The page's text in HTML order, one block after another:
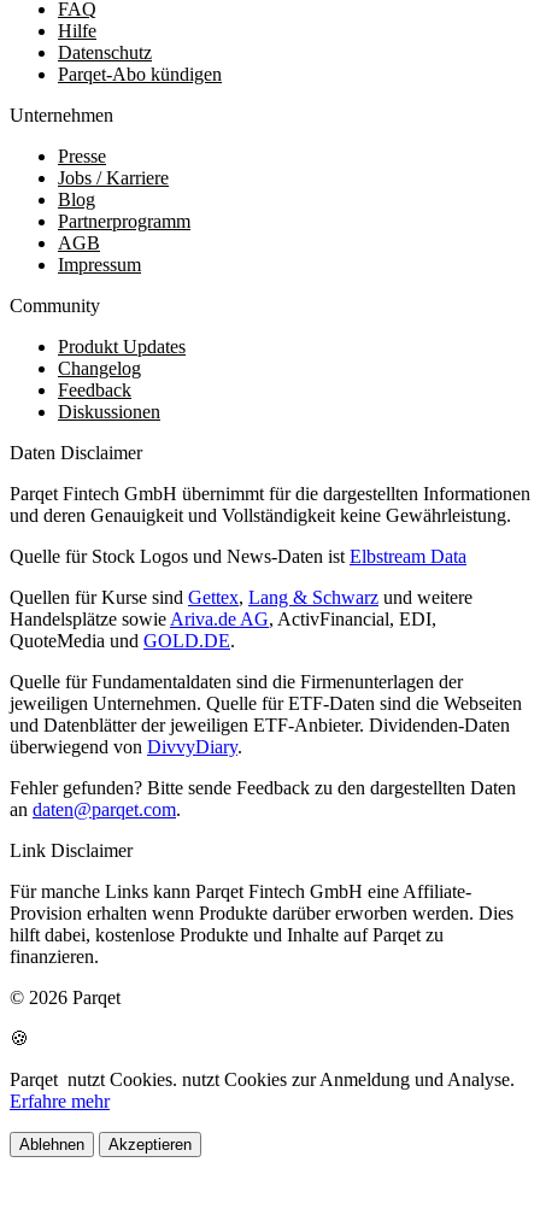
FAQ
Hilfe
Datenschutz
Parqet-Abo kündigen
Unternehmen
Presse
Jobs / Karriere
Blog
Partnerprogramm
AGB
Impressum
Community
Produkt Updates
Changelog
Feedback
Diskussionen
Daten Disclaimer
Parqet Fintech GmbH übernimmt für die dargestellten Informationen
und deren Genauigkeit und Vollständigkeit keine Gewährleistung.
Quelle für Stock Logos und News-Daten ist Elbstream Data
Quellen für Kurse sind Gettex, Lang & Schwarz und weitere
Handelsplätze sowie Ariva.de AG, ActivFinancial, EDI,
QuoteMedia und GOLD.DE.
Quelle für Fundamentaldaten sind die Firmenunterlagen der
jeweiligen Unternehmen. Quelle für ETF-Daten sind die Webseiten
und Datenblätter der jeweiligen ETF-Anbieter. Dividenden-Daten
überwiegend von DivvyDiary.
Fehler gefunden? Bitte sende Feedback zu den dargestellten Daten
an daten@parqet.com.
Link Disclaimer
Für manche Links kann Parqet Fintech GmbH eine Affiliate-
Provision erhalten wenn Produkte darüber erworben werden. Dies
hilft dabei, kostenlose Produkte und Inhalte auf Parqet zu
finanzieren.
© 2026 Parqet
🍪
Parqet nutzt Cookies. nutzt Cookies zur Anmeldung und Analyse.
Erfahre mehr
Ablehnen Akzeptieren